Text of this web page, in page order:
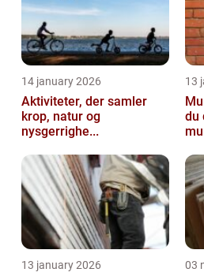
14 january 2026
Aktiviteter, der samler
krop, natur og
nysgerrighe...
13
du
13 january 2026 03